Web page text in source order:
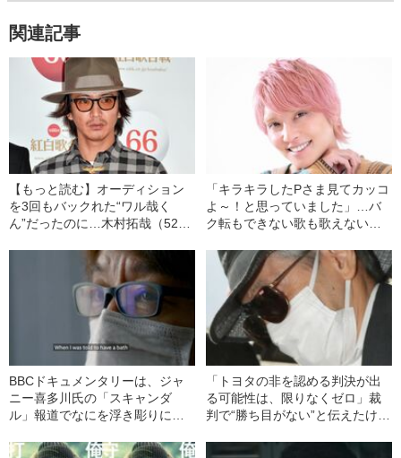
関連記事
【もっと読む】オーディション
を3回もバックれた“ワル哉く
ん”だったのに…木村拓哉（52）
り続けているワケ
「キラキラしたPさま見てカッコ
よ～！と思っていました」…バ
ク転もできない歌も歌えないイ
の“デビュー秘話”
BBCドキュメンタリーは、ジャ
ニー喜多川氏の「スキャンダ
ル」報道でなにを浮き彫りにし
「トヨタの非を認める判決が出
る可能性は、限りなくゼロ」裁
判で“勝ち目がない”と伝えたけれ
幸三を説得できなかった「長男